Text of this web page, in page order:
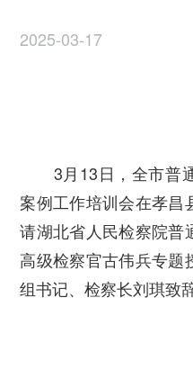
2025-03-17
3月13日， 全市普
案例工作培训会在孝昌
请湖北省人民检察院普
高级检察官古伟兵专题
组书记、检察长刘琪致辞